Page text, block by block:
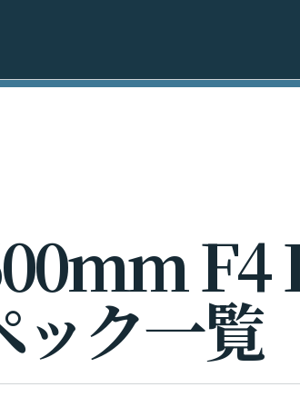
00mmF4
ック一覧